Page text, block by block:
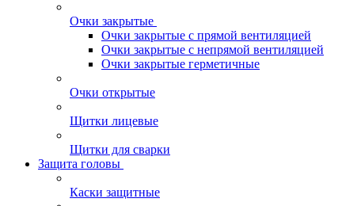
Очки закрытые
Очки закрытые с прямой вентиляцией
Очки закрытые с непрямой вентиляцией
Очки закрытые герметичные
Очки открытые
Щитки лицевые
Щитки для сварки
Защита головы
Каски защитные